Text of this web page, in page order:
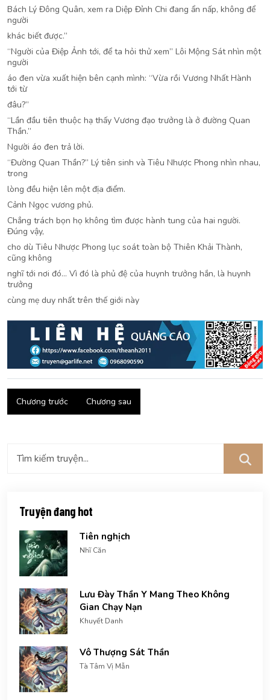
Bách Lý Đông Quân, xem ra Diệp Đỉnh Chi đang ẩn nấp, không để
người
khác biết được.”
“Người của Điệp Ảnh tới, để ta hỏi thử xem” Lôi Mộng Sát nhìn một
người
áo đen vừa xuất hiện bên cạnh mình: “Vừa rồi Vương Nhất Hành
tới từ
đâu?”
“Lần đầu tiên thuộc hạ thấy Vương đạo trưởng là ở đường Quan
Thần.”
Người áo đen trả lời.
“Đường Quan Thần?” Lý tiên sinh và Tiêu Nhược Phong nhìn nhau,
trong
lòng đều hiện lên một địa điểm.
Cảnh Ngọc vương phủ.
Chẳng trách bọn họ không tìm được hành tung của hai người.
Đúng vậy,
cho dù Tiêu Nhược Phong lục soát toàn bộ Thiên Khải Thành,
cũng không
nghĩ tới nơi đó… Vì đó là phủ đệ của huynh trưởng hắn, là huynh
trưởng
cùng mẹ duy nhất trên thế giới này
Chương trước Chương sau
Truyện đang hot
Tiên nghịch
Nhĩ Căn
Lưu Đày Thần Y Mang Theo Không
Gian Chạy Nạn
Khuyết Danh
Vô Thượng Sát Thần
Tà Tâm Vị Mẫn